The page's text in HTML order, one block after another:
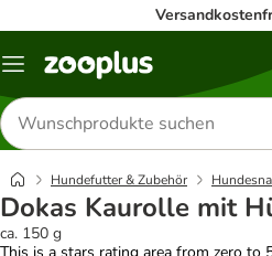
Menü
Produkte
suchen
Hundefutter & Zubehör
Dokas Kaurolle mit
ca. 150 g